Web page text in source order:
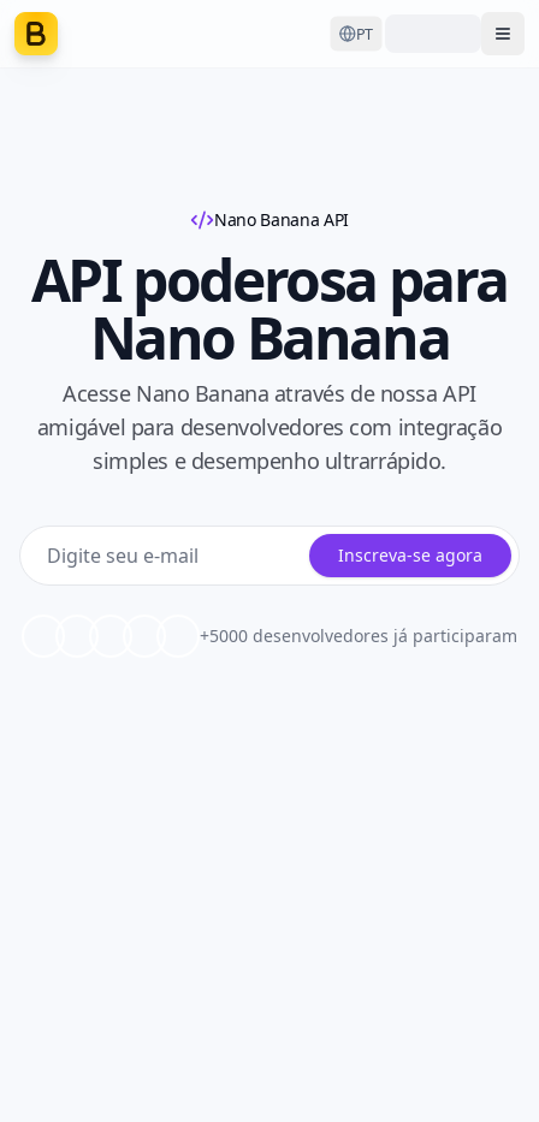
PT
Nano Banana API
API poderosa para
Nano Banana
Acesse Nano Banana através de nossa API
amigável para desenvolvedores com integração
simples e desempenho ultrarrápido.
Inscreva-se agora
+5000 desenvolvedores já participaram